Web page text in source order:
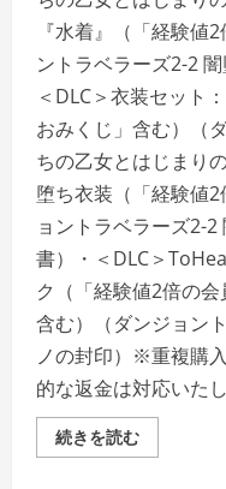
『水着』（「経験値
ントラベラーズ2-2
＜DLC＞衣装セット
おみくじ」含む）（
ちの乙女とはじまり
堕ち衣装（「経験値
ョントラベラーズ2-
書）・＜DLC＞
ク（「経験値2倍の会
含む）（ダンジョン
ノの封印）※重複購
的な返金は対応いた
続きを読むダ
ン